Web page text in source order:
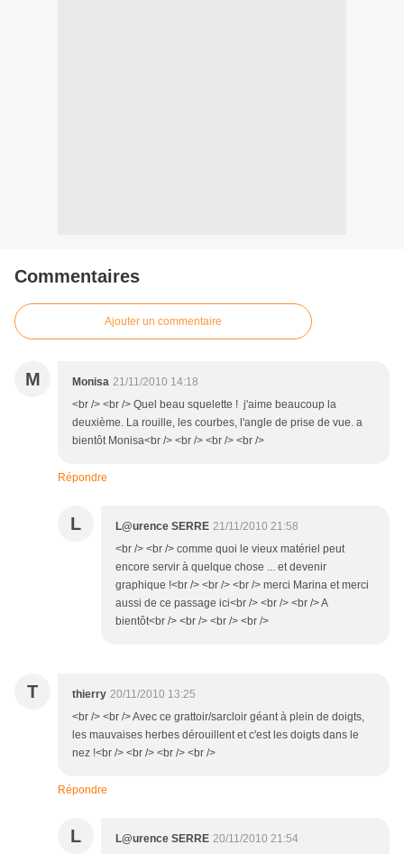
Commentaires
Ajouter un commentaire
M Monisa 21/11/2010 14:18
<br /> <br /> Quel beau squelette ! j'aime beaucoup la
deuxième. La rouille, les courbes, l'angle de prise de vue. a
bientôt Monisa<br /> <br /> <br /> <br />
Répondre
L L@urence SERRE 21/11/2010 21:58
<br /> <br /> comme quoi le vieux matériel peut
encore servir à quelque chose ... et devenir
graphique !<br /> <br /> <br /> merci Marina et merci
aussi de ce passage ici<br /> <br /> <br /> A
bientôt<br /> <br /> <br /> <br />
T thierry 20/11/2010 13:25
<br /> <br /> Avec ce grattoir/sarcloir géant à plein de doigts,
les mauvaises herbes dérouillent et c'est les doigts dans le
nez !<br /> <br /> <br /> <br />
Répondre
L L@urence SERRE 20/11/2010 21:54